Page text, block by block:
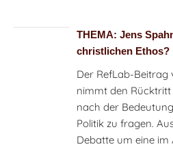
THEMA: Jens
christlichen Ethos?
Der RefLab-Beitrag
nimmt den Rücktritt
nach der
Politik zu fragen.
Debatte um eine